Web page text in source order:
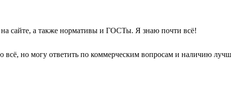
сайте, а также нормативы и ГОСТы. Я знаю почти всё!
но могу ответить по коммерческим вопросам и наличию